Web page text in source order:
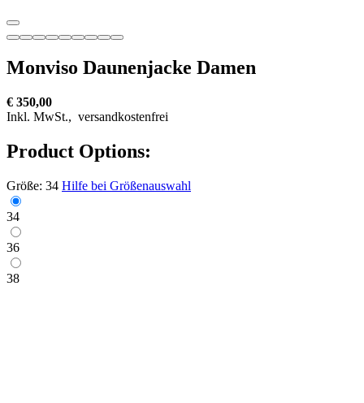
Monviso Daunenjacke Damen
€ 350,00
Inkl. MwSt., versandkostenfrei
Product Options:
Größe: 34 Hilfe bei Größenauswahl
34
36
38